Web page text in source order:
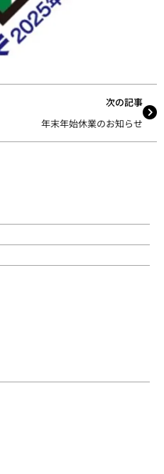
次の記事
年末年始休業のお知らせ